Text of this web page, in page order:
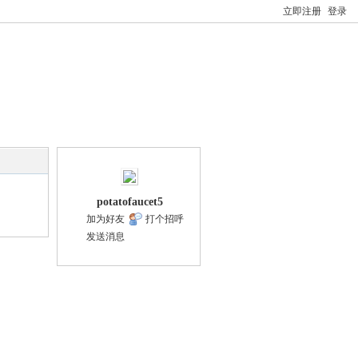
立即注册 登录
potatofaucet5
加为好友
打个招呼
发送消息